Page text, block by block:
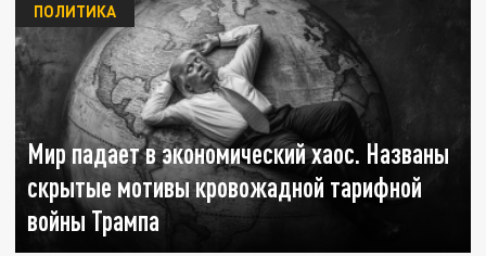
Мир падает в экономический хаос. Названы
скрытые мотивы кровожадной тарифной
войны Трампа
ПОЛИТИКА